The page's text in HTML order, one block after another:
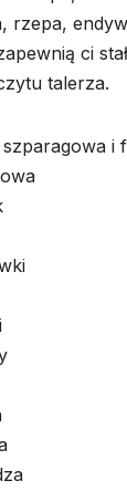
rzepa,
ci
talerza.
i